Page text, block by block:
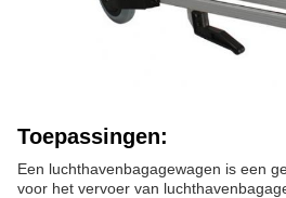
Toepassingen:
Een luchthavenbagagewagen is een
voor het vervoer van